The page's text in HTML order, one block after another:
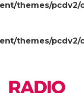
themes/pcdv2/
themes/pcdv2/